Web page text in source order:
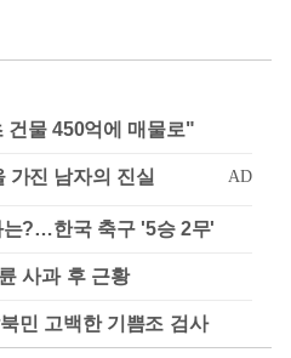
건물 450억에 매물로"
는?…한국 축구 '5승 2무'
사과 후 근황
민 고백한 기쁨조 검사